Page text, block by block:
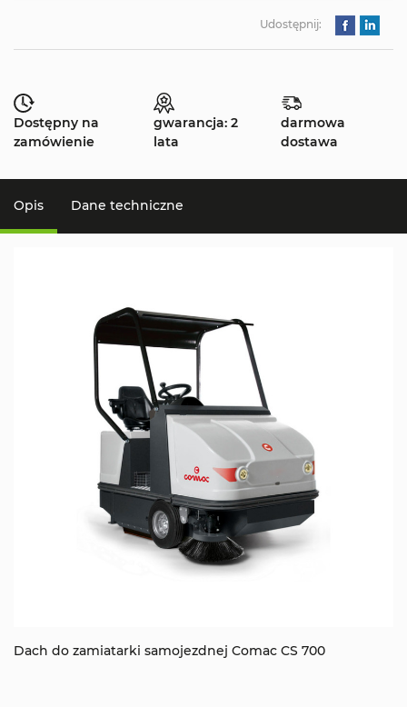
Udostępnij:
Dostępny na
zamówienie
gwarancja: 2
lata
darmowa
dostawa
Opis Dane techniczne
Dach do zamiatarki samojezdnej Comac CS 700